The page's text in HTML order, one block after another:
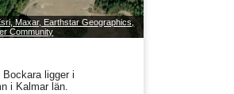
Maxar, Earthstar Geographics,
Community
Bockara ligger i
i Kalmar län.